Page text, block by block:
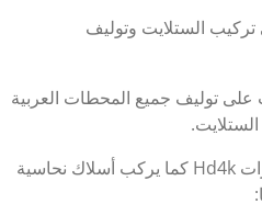
الستلايت وتوليف
على توليف جميع المحطات العربية
ويقدم أطباق الستلايت ذات ميزات Hd4k كما يركب أسلاك نحاسية